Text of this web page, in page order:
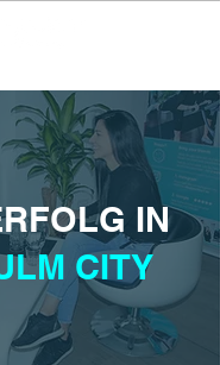
IN
CITY